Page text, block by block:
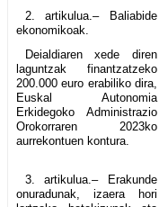
2. artikulua.– Baliabide
ekonomikoak.
Deialdiaren xede diren
laguntzak finantzatzeko
200.000 euro erabiliko dira,
Euskal Autonomia
Erkidegoko Administrazio
Orokorraren 2023ko
aurrekontuen kontura.
3. artikulua.– Erakunde
onuradunak, izaera hori